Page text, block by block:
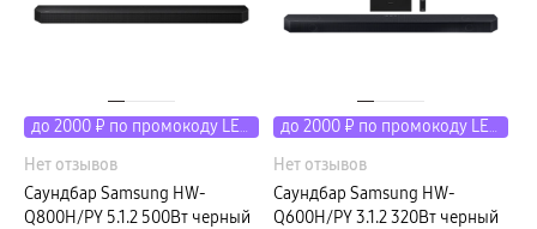
до 2000 ₽ по промокоду LETO
Нет отзывов
Саундбар Samsung HW-
Q800H/PY 5.1.2 500Вт черный
до 2000 ₽ по промокоду LETO
Нет отзывов
Саундбар Samsung HW-
Q600H/PY 3.1.2 320Вт черный